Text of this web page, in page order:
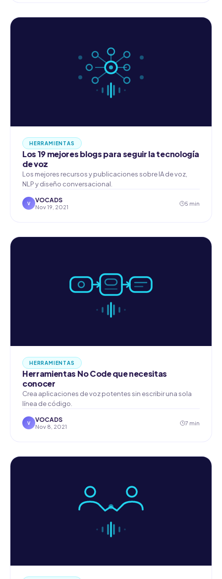
HERRAMIENTAS
Los 19 mejores blogs para seguir la tecnología
de voz
Los mejores recursos y publicaciones sobre IA de voz,
NLP y diseño conversacional.
V VOCADS
Nov 19, 2021
5 min
HERRAMIENTAS
Herramientas No Code que necesitas
conocer
Crea aplicaciones de voz potentes sin escribir una sola
línea de código.
V VOCADS
Nov 8, 2021
7 min